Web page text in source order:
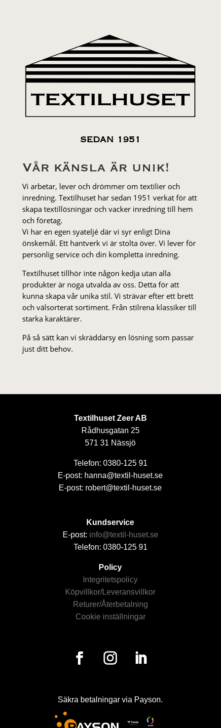
SEDAN 1951
Vår känsla är unik!
Vi arbetar, lever och drömmer om textilier och
inredning. Textilhuset har sedan 1951 verkat för att
skapa textillösningar och vacker inredning till hem
och företag.
Vi har en egen syateljé där vi syr enligt Dina
önskemål. Ett hantverk vi är stolta över. Vi lever för
personlig service och din kompletta inredning.
Textilhuset tillhör inte någon kedja utan alla
produkter är noga utvalda av oss. Detta för att
kunna skapa vår unika stil. Vi strä­var efter ett brett
och välsorterat sor­ti­ment. Från stil­rena klas­siker till
starka karaktärer.
På så sätt kan vi skräddarsy en lösning som passar
just ditt behov.
Textilhuset Zeer AB
Rådhusgatan 25
571 31 Nässjö
Telefon: 0380-125 91
E-post: hanna@textil-huset.se
E-post: robert@textil-huset.se
Kundservice
E-post: info@textil-huset.se
Telefon: 0380-125 91
Policy
Integritetspolicy
Köpvillkor/Leveransvillkor
Returer/Återbetalning
Cookie inställningar
Säkra betalningar via Payson.